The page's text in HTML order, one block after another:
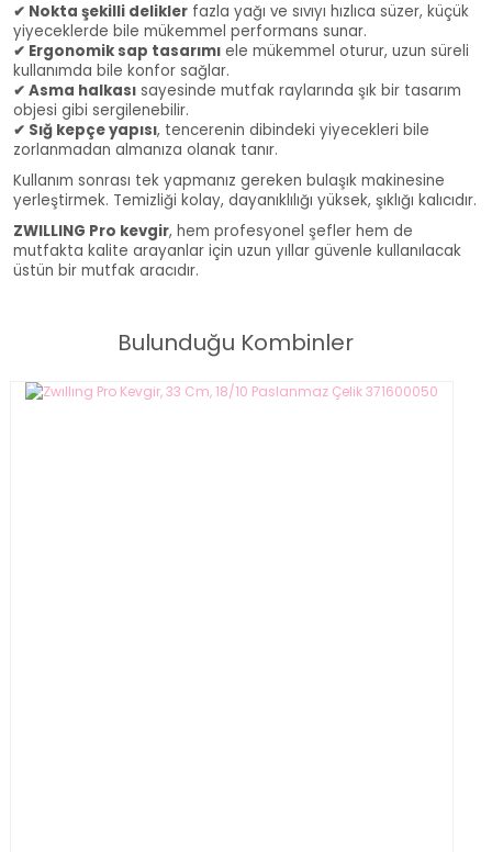
✔ Nokta şekilli delikler fazla yağı ve sıvıyı hızlıca süzer, küçük
yiyeceklerde bile mükemmel performans sunar.
✔ Ergonomik sap tasarımı ele mükemmel oturur, uzun süreli
kullanımda bile konfor sağlar.
✔ Asma halkası sayesinde mutfak raylarında şık bir tasarım
objesi gibi sergilenebilir.
✔ Sığ kepçe yapısı, tencerenin dibindeki yiyecekleri bile
zorlanmadan almanıza olanak tanır.
Kullanım sonrası tek yapmanız gereken bulaşık makinesine
yerleştirmek. Temizliği kolay, dayanıklılığı yüksek, şıklığı kalıcıdır.
ZWILLING Pro kevgir, hem profesyonel şefler hem de
mutfakta kalite arayanlar için uzun yıllar güvenle kullanılacak
üstün bir mutfak aracıdır.
Bulunduğu Kombinler